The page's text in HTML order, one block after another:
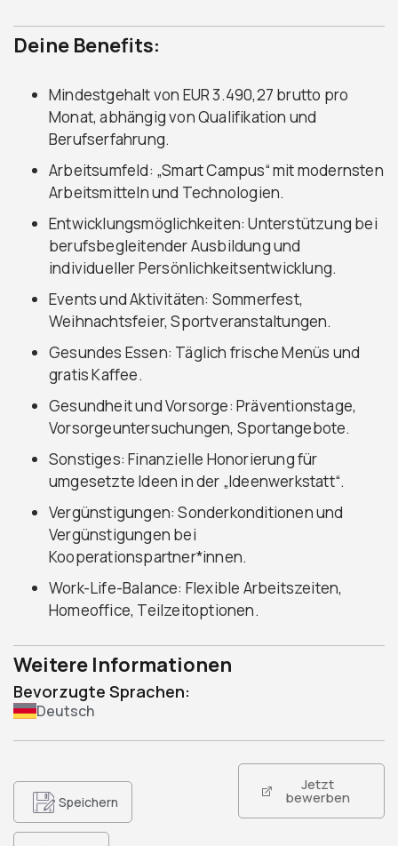
Deine Benefits:
Mindestgehalt von EUR 3.490,27 brutto pro
Monat, abhängig von Qualifikation und
Berufserfahrung.
Arbeitsumfeld: „Smart Campus“ mit modernsten
Arbeitsmitteln und Technologien.
Entwicklungsmöglichkeiten: Unterstützung bei
berufsbegleitender Ausbildung und
individueller Persönlichkeitsentwicklung.
Events und Aktivitäten: Sommerfest,
Weihnachtsfeier, Sportveranstaltungen.
Gesundes Essen: Täglich frische Menüs und
gratis Kaffee.
Gesundheit und Vorsorge: Präventionstage,
Vorsorgeuntersuchungen, Sportangebote.
Sonstiges: Finanzielle Honorierung für
umgesetzte Ideen in der „Ideenwerkstatt“.
Vergünstigungen: Sonderkonditionen und
Vergünstigungen bei
Kooperationspartner*innen.
Work-Life-Balance: Flexible Arbeitszeiten,
Homeoffice, Teilzeitoptionen.
Weitere Informationen
Bevorzugte Sprachen:
Deutsch
Speichern
Jetzt
bewerben